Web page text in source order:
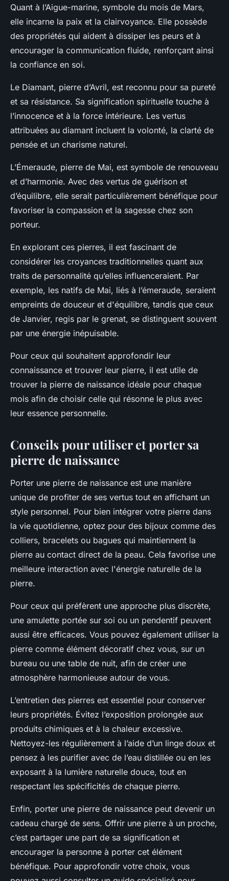
Quant à l’Aigue-marine, symbole du mois de Mars,
elle incarne la paix et la clairvoyance. Elle possède
des propriétés qui aident à dissiper les peurs et à
encourager la communication fluide, renforçant ainsi
la confiance en soi.
Le Diamant, pierre d’Avril, est reconnu pour sa pureté
et sa résistance. Sa signification spirituelle touche à
l’innocence et à la force intérieure. Les vertus
attribuées au diamant incluent la volonté, la clarté de
pensée et un charisme naturel.
L’Émeraude, pierre de Mai, est symbole de renouveau
et d’harmonie. Avec des vertus de guérison et
d’équilibre, elle serait particulièrement bénéfique pour
favoriser la compassion et la sagesse chez son
porteur.
En explorant ces pierres, il est fascinant de
considérer les croyances traditionnelles quant aux
traits de personnalité qu’elles influenceraient. Par
exemple, les natifs de Mai, liés à l’émeraude, seraient
empreints de douceur et d'équilibre, tandis que ceux
de Janvier, regis par le grenat, se distinguent souvent
par une énergie inépuisable.
Pour ceux qui souhaitent approfondir leur
connaissance et trouver leur pierre, il est utile de
trouver la pierre de naissance idéale pour chaque
mois afin de choisir celle qui résonne le plus avec
leur essence personnelle.
Conseils pour utiliser et porter sa
pierre de naissance
Porter une pierre de naissance est une manière
unique de profiter de ses vertus tout en affichant un
style personnel. Pour bien intégrer votre pierre dans
la vie quotidienne, optez pour des bijoux comme des
colliers, bracelets ou bagues qui maintiennent la
pierre au contact direct de la peau. Cela favorise une
meilleure interaction avec l'énergie naturelle de la
pierre.
Pour ceux qui préfèrent une approche plus discrète,
une amulette portée sur soi ou un pendentif peuvent
aussi être efficaces. Vous pouvez également utiliser la
pierre comme élément décoratif chez vous, sur un
bureau ou une table de nuit, afin de créer une
atmosphère harmonieuse autour de vous.
L’entretien des pierres est essentiel pour conserver
leurs propriétés. Évitez l’exposition prolongée aux
produits chimiques et à la chaleur excessive.
Nettoyez-les régulièrement à l’aide d’un linge doux et
pensez à les purifier avec de l’eau distillée ou en les
exposant à la lumière naturelle douce, tout en
respectant les spécificités de chaque pierre.
Enfin, porter une pierre de naissance peut devenir un
cadeau chargé de sens. Offrir une pierre à un proche,
c’est partager une part de sa signification et
encourager la personne à porter cet élément
bénéfique. Pour approfondir votre choix, vous